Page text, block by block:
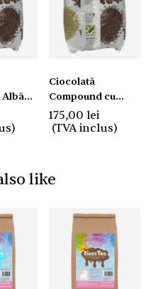
Albă
5Kg
Ciocolată
Compound cu
Aromă de
Căpșune Zafiro
175,00lei
(TVA inclus)
like